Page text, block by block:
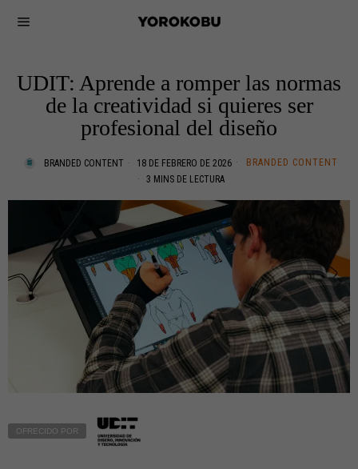
UDIT: Aprende a romper las normas
de la creatividad si quieres ser
profesional del diseño
BRANDED CONTENT 18 DE FEBRERO DE 2026
BRANDED CONTENT
3 MINS DE LECTURA
OFRECIDO POR